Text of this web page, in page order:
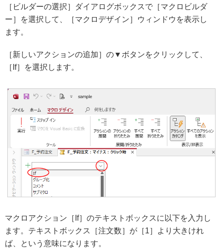
［ビルダーの選択］ダイアログボックスで［マクロビルダ
ー］を選択して、［マクロデザイン］ウィンドウを表示し
ます。
［新しいアクションの追加］の▼ボタンをクリックして、
［If］を選択します。
マクロアクション［If］のテキストボックスに以下を入力し
ます。テキストボックス［注文数］が［1］より大きけれ
ば、という意味になります。